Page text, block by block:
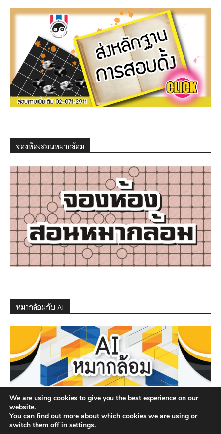
จองห้องสอนหมากล้อม
หมากล้อมกับ AI
We are using cookies to give you the best experience on our
website.
You can find out more about which cookies we are using or
switch them off in settings.